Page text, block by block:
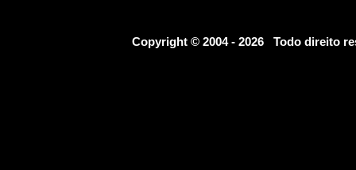
Copyright © 2004 - 2026 Todo direito